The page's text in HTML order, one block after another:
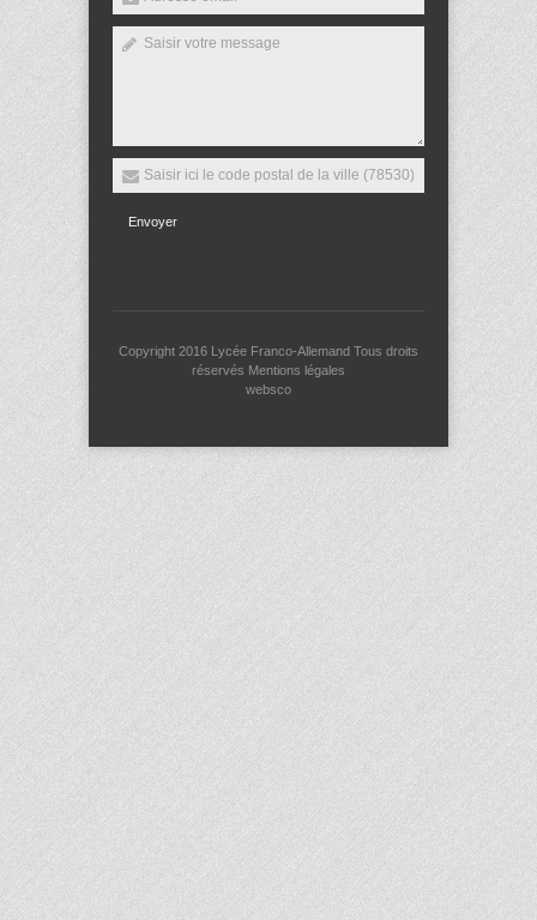
Envoyer
Copyright 2016 Lycée Franco-Allemand Tous droits
réservés Mentions légales
websco